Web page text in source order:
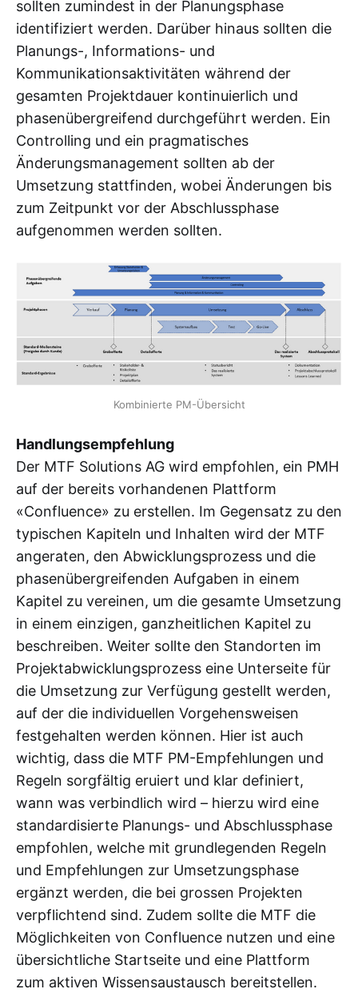
sollten zumindest in der Planungsphase
identifiziert werden. Darüber hinaus sollten die
Planungs-, Informations- und
Kommunikationsaktivitäten während der
gesamten Projektdauer kontinuierlich und
phasenübergreifend durchgeführt werden. Ein
Controlling und ein pragmatisches
Änderungsmanagement sollten ab der
Umsetzung stattfinden, wobei Änderungen bis
zum Zeitpunkt vor der Abschlussphase
aufgenommen werden sollten.
Kombinierte PM-Übersicht
Handlungsempfehlung
Der MTF Solutions AG wird empfohlen, ein PMH
auf der bereits vorhandenen Plattform
«Confluence» zu erstellen. Im Gegensatz zu den
typischen Kapiteln und Inhalten wird der MTF
angeraten, den Abwicklungsprozess und die
phasenübergreifenden Aufgaben in einem
Kapitel zu vereinen, um die gesamte Umsetzung
in einem einzigen, ganzheitlichen Kapitel zu
beschreiben. Weiter sollte den Standorten im
Projektabwicklungsprozess eine Unterseite für
die Umsetzung zur Verfügung gestellt werden,
auf der die individuellen Vorgehensweisen
festgehalten werden können. Hier ist auch
wichtig, dass die MTF PM-Empfehlungen und
Regeln sorgfältig eruiert und klar definiert,
wann was verbindlich wird – hierzu wird eine
standardisierte Planungs- und Abschlussphase
empfohlen, welche mit grundlegenden Regeln
und Empfehlungen zur Umsetzungsphase
ergänzt werden, die bei grossen Projekten
verpflichtend sind. Zudem sollte die MTF die
Möglichkeiten von Confluence nutzen und eine
übersichtliche Startseite und eine Plattform
zum aktiven Wissensaustausch bereitstellen.